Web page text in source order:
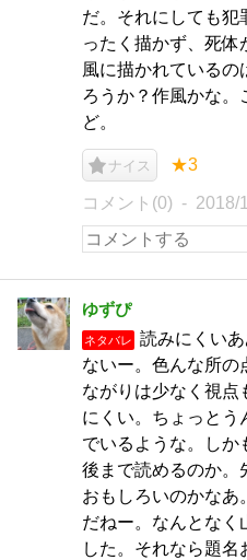
だ。それにしても犯
ったく描かず、死体
風に描かれている
ろうか？作風かな。
ど。
ナイス ★3
コメント(0) 2018/
ゆずぴ
ネタバレ
読みにくい
ないー。色んな所の
ながりは少なく視点
にくい。ちょっとう
でいるような。し
後まで読めるのか。
おもしろいのかなあ
だねー。なんとなく
した。それなら題名